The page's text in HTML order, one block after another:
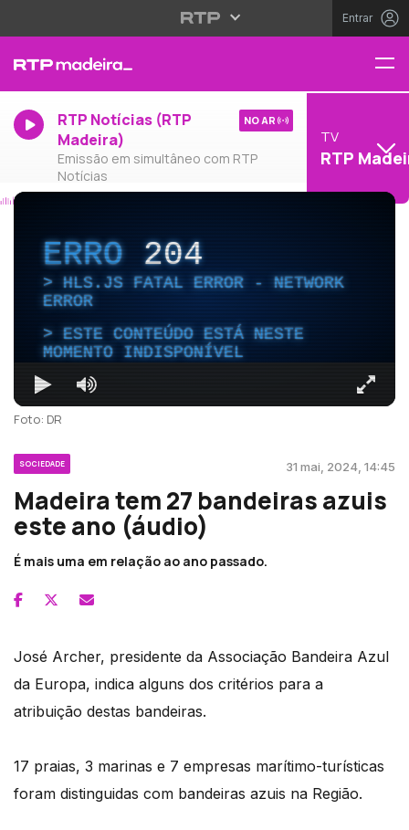
Entrar
RTP Notícias (RTP
Madeira)
Emissão em simultâneo com RTP
Notícias
NO AR
TV
RTP
ERRO204
HLS.JS FATAL ERROR - NETWORK
ERROR
ESTE CONTEÚDO ESTÁ NESTE
MOMENTO INDISPONÍVEL
Foto: DR
SOCIEDADE 31 mai, 2024, 14:45
Madeira tem 27 bandeiras azuis
este ano (áudio)
É mais uma em relação ao ano passado.
José Archer, presidente da Associação Bandeira Azul
da Europa, indica alguns dos critérios para a
atribuição destas bandeiras.
17 praias, 3 marinas e 7 empresas marítimo-turísticas
foram distinguidas com bandeiras azuis na Região.